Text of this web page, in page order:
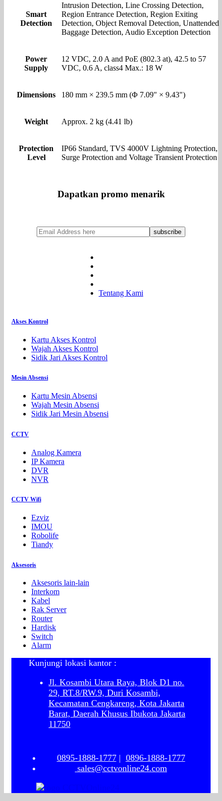
Smart
Detection
Intrusion Detection, Line Crossing Detection,
Region Entrance Detection, Region Exiting
Detection, Object Removal Detection, Unattended
Baggage Detection, Audio Exception Detection
Power
Supply
12 VDC, 2.0 A and PoE (802.3 at), 42.5 to 57
VDC, 0.6 A, class4 Max.: 18 W
Dimensions 180 mm × 239.5 mm (Φ 7.09" × 9.43")
Weight Approx. 2 kg (4.41 lb)
Protection
Level
IP66 Standard, TVS 4000V Lightning Protection,
Surge Protection and Voltage Transient Protection
Dapatkan promo menarik
Tentang Kami
Akses Kontrol
Kartu Akses Kontrol
Wajah Akses Kontrol
Sidik Jari Akses Kontrol
Mesin Absensi
Kartu Mesin Absensi
Wajah Mesin Absensi
Sidik Jari Mesin Absensi
CCTV
Analog Kamera
IP Kamera
DVR
NVR
CCTV Wifi
Ezviz
IMOU
Robolife
Tiandy
Aksesoris
Aksesoris lain-lain
Interkom
Kabel
Rak Server
Router
Hardisk
Switch
Alarm
Kunjungi lokasi kantor :
Jl. Kosambi Utara Raya, Blok D1 no.
29, RT.8/RW.9, Duri Kosambi,
Kecamatan Cengkareng, Kota Jakarta
Barat, Daerah Khusus Ibukota Jakarta
11750
0895-1888-1777| 0896-1888-1777
sales@cctvonline24.com